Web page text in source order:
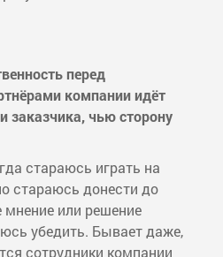
перед
компании идёт
заказчика, чью сторону
стараюсь играть на
стараюсь донести до
мнение или решение
убедить. Бывает даже,
сотрудники компании